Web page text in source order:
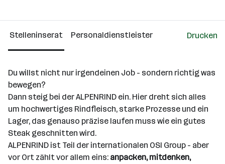
Über das Unternehmen
Linz
Stelleninserat Personaldienstleister Drucken
Du willst nicht nur irgendeinen Job - sondern richtig was
bewegen?
Dann steig bei der ALPENRIND ein. Hier dreht sich alles
um hochwertiges Rindfleisch, starke Prozesse und ein
Lager, das genauso präzise laufen muss wie ein gutes
Steak geschnitten wird.
ALPENRIND ist Teil der internationalen OSI Group - aber
vor Ort zählt vor allem eins: anpacken, mitdenken,